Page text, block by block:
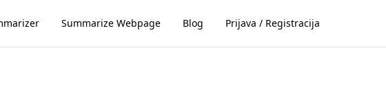
Summarize Webpage Blog Prijava / Registracija